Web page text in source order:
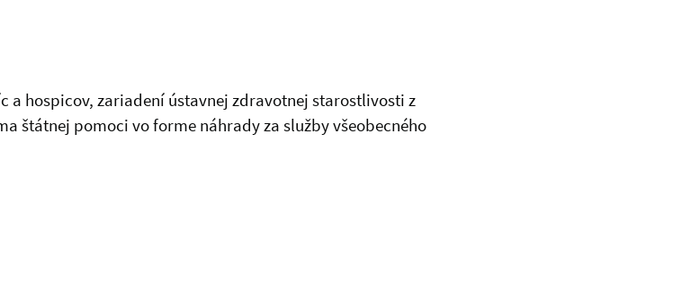
a hospicov, zariadení ústavnej zdravotnej starostlivosti z
štátnej pomoci vo forme náhrady za služby všeobecného